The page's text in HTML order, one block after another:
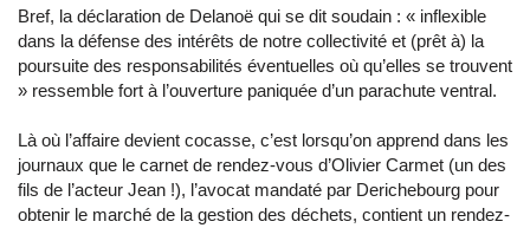
Bref, la déclaration de Delanoë qui se dit soudain : « inflexible
dans la défense des intérêts de notre collectivité et (prêt à) la
poursuite des responsabilités éventuelles où qu’elles se trouvent
» ressemble fort à l’ouverture paniquée d’un parachute ventral.
Là où l’affaire devient cocasse, c’est lorsqu’on apprend dans les
journaux que le carnet de rendez-vous d’Olivier Carmet (un des
fils de l’acteur Jean !), l’avocat mandaté par Derichebourg pour
obtenir le marché de la gestion des déchets, contient un rendez-